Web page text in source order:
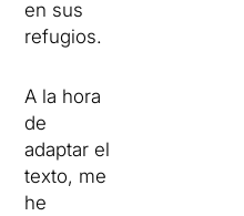
en sus
refugios.
A la hora
de
adaptar el
texto, me
he